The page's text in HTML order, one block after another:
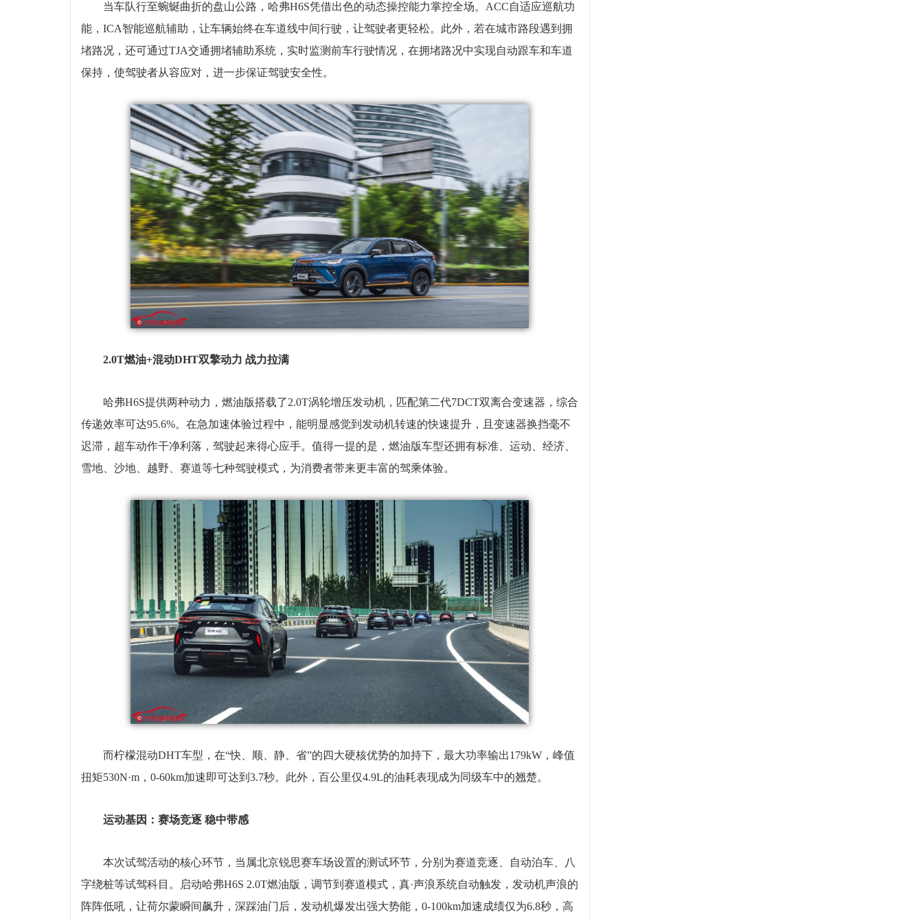
当车队行至蜿蜒曲折的盘山公路，哈弗H6S凭借出色的动态操控能力掌控全场。ACC自适应巡航功
能，ICA智能巡航辅助，让车辆始终在车道线中间行驶，让驾驶者更轻松。此外，若在城市路段遇到拥
堵路况，还可通过TJA交通拥堵辅助系统，实时监测前车行驶情况，在拥堵路况中实现自动跟车和车道
保持，使驾驶者从容应对，进一步保证驾驶安全性。
2.0T燃油+混动DHT双擎动力 战力拉满
哈弗H6S提供两种动力，燃油版搭载了2.0T涡轮增压发动机，匹配第二代7DCT双离合变速器，综合
传递效率可达95.6%。在急加速体验过程中，能明显感觉到发动机转速的快速提升，且变速器换挡毫不
迟滞，超车动作干净利落，驾驶起来得心应手。值得一提的是，燃油版车型还拥有标准、运动、经济、
雪地、沙地、越野、赛道等七种驾驶模式，为消费者带来更丰富的驾乘体验。
而柠檬混动DHT车型，在“快、顺、静、省”的四大硬核优势的加持下，最大功率输出179kW，峰值
扭矩530N·m，0-60km加速即可达到3.7秒。此外，百公里仅4.9L的油耗表现成为同级车中的翘楚。
运动基因：赛场竞逐 稳中带感
本次试驾活动的核心环节，当属北京锐思赛车场设置的测试环节，分别为赛道竞逐、自动泊车、八
字绕桩等试驾科目。启动哈弗H6S 2.0T燃油版，调节到赛道模式，真·声浪系统自动触发，发动机声浪的
阵阵低吼，让荷尔蒙瞬间飙升，深踩油门后，发动机爆发出强大势能，0-100km加速成绩仅为6.8秒，高